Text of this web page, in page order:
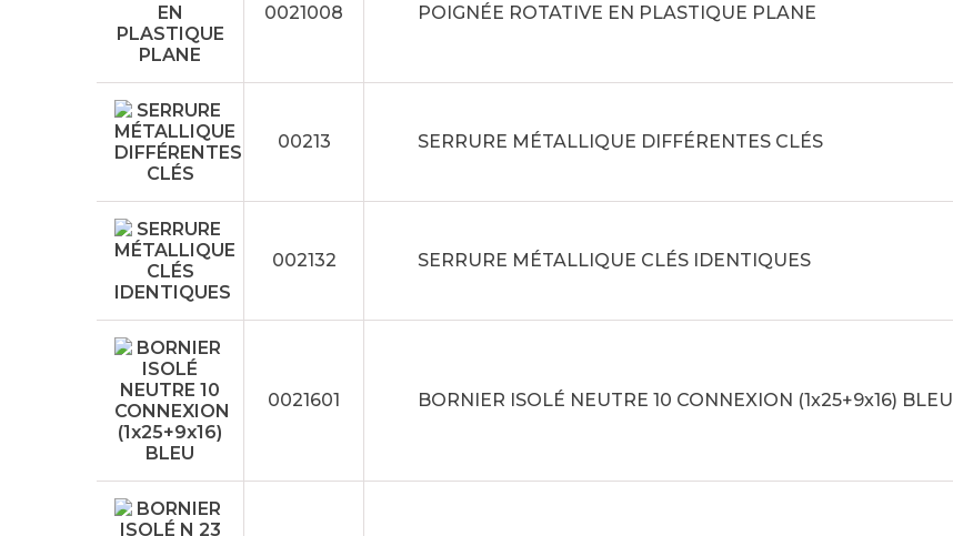
0021008 POIGNÉE ROTATIVE EN PLASTIQUE PLANE
00213 SERRURE MÉTALLIQUE DIFFÉRENTES CLÉS
002132 SERRURE MÉTALLIQUE CLÉS IDENTIQUES
0021601 BORNIER ISOLÉ NEUTRE 10 CONNEXION (1x25+9x16) BLEU